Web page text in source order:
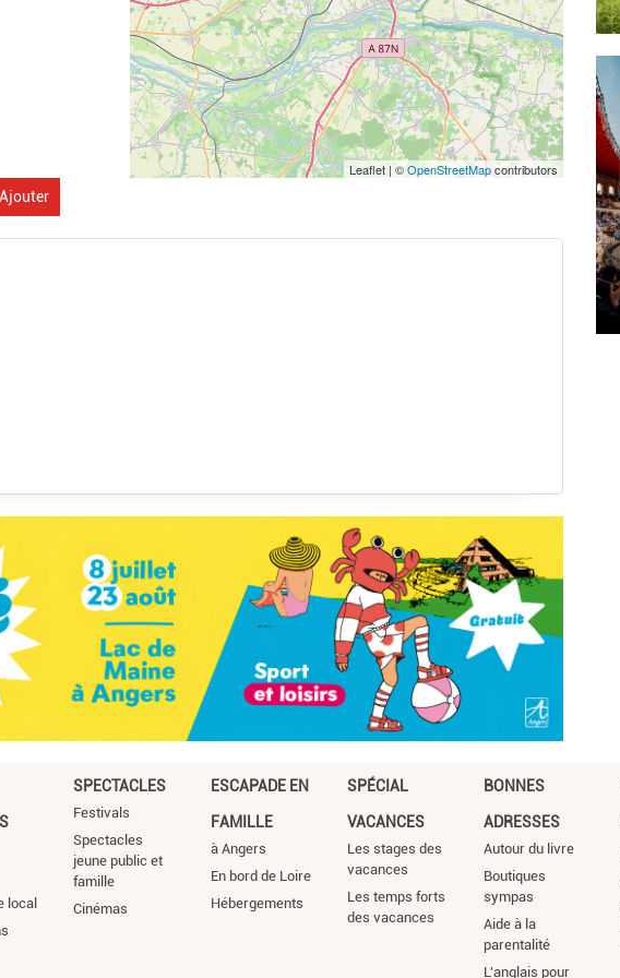
Leaflet | ©OpenStreetMapcontributors
Ajouter
local
SPECTACLES
Festivals
Spectacles
jeune public et
famille
Cinémas
ESCAPADE EN
FAMILLE
à Angers
En bord de Loire
Hébergements
SPÉCIAL
VACANCES
Les stages des
vacances
Les temps forts
des vacances
BONNES
ADRESSES
Autour du livre
Boutiques
sympas
Aide à la
parentalité
L'anglais pour